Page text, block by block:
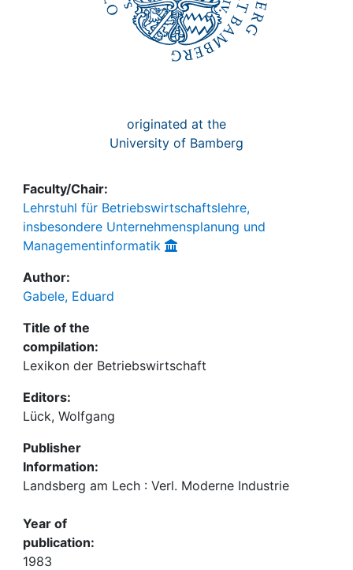
originated at the
University of Bamberg
Faculty/Chair:
Lehrstuhl für Betriebswirtschaftslehre,
insbesondere Unternehmensplanung und
Managementinformatik
Author:
Gabele, Eduard
Title of the
compilation:
Lexikon der Betriebswirtschaft
Editors:
Lück, Wolfgang
Publisher
Information:
Landsberg am Lech : Verl. Moderne Industrie
Year of
publication:
1983